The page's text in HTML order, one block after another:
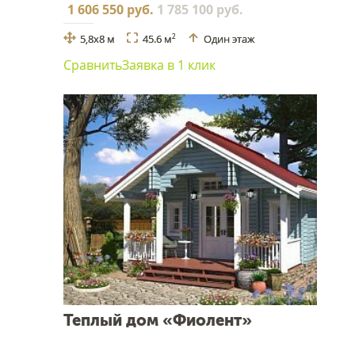
1 606 550 руб. 1 785 100 руб.
5,8x8 м 45.6 м2 Один этаж
СравнитьЗаявка в 1 клик
Теплый дом «Фиолент»